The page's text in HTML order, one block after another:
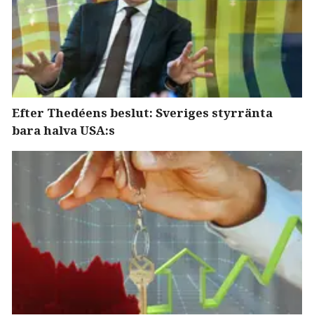
Efter Thedéens beslut: Sveriges styrränta
bara halva USA:s